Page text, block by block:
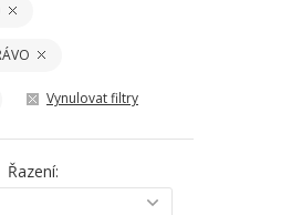
Vynulovat filtry
Řazení: